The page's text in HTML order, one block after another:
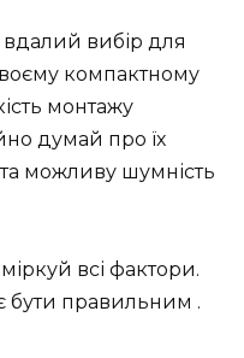
вдалий вибір для
компактному
монтажу
думай про їх
можливу шумність
всі фактори.
бути правильним .